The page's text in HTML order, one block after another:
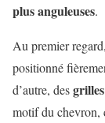
plus anguleuses.
Au premier
positionné
d’autre, des
motif du chevron,